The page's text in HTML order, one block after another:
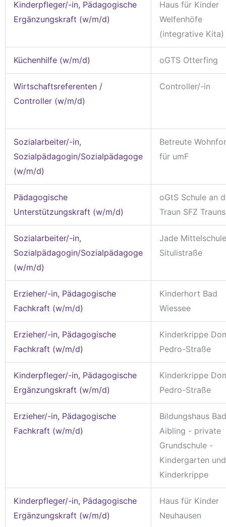
Kinderpfleger/-in, Pädagogische
Ergänzungskraft (w/m/d)
Haus für Kinder
Welfenhöfe
(integrative Kita)
Küchenhilfe (w/m/d) oGTS Otterfing
Wirtschaftsreferenten /
Controller (w/m/d)
Controller/-in
Sozialarbeiter/-in,
Sozialpädagogin/Sozialpädagoge
(w/m/d)
Betreute
für umF
Pädagogische
Unterstützungskraft (w/m/d)
oGtS Schule an
Traun SFZ
Sozialarbeiter/-in,
Sozialpädagogin/Sozialpädagoge
(w/m/d)
Jade Mittelschule
Situlistraße
Erzieher/-in, Pädagogische
Fachkraft (w/m/d)
Kinderhort Bad
Wiessee
Erzieher/-in, Pädagogische
Fachkraft (w/m/d)
Kinderkrippe
Pedro-Straße
Kinderpfleger/-in, Pädagogische
Ergänzungskraft (w/m/d)
Kinderkrippe
Pedro-Straße
Erzieher/-in, Pädagogische
Fachkraft (w/m/d)
Bildungshaus Bad
Aibling - private
Grundschule -
Kindergarten und
Kinderkrippe
Kinderpfleger/-in, Pädagogische
Ergänzungskraft (w/m/d)
Haus für Kinder
Neuhausen